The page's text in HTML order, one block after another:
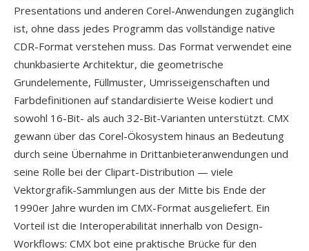
Presentations und anderen Corel-Anwendungen zugänglich
ist, ohne dass jedes Programm das vollständige native
CDR-Format verstehen muss. Das Format verwendet eine
chunkbasierte Architektur, die geometrische
Grundelemente, Füllmuster, Umrisseigenschaften und
Farbdefinitionen auf standardisierte Weise kodiert und
sowohl 16-Bit- als auch 32-Bit-Varianten unterstützt. CMX
gewann über das Corel-Ökosystem hinaus an Bedeutung
durch seine Übernahme in Drittanbieteranwendungen und
seine Rolle bei der Clipart-Distribution — viele
Vektorgrafik-Sammlungen aus der Mitte bis Ende der
1990er Jahre wurden im CMX-Format ausgeliefert. Ein
Vorteil ist die Interoperabilität innerhalb von Design-
Workflows: CMX bot eine praktische Brücke für den